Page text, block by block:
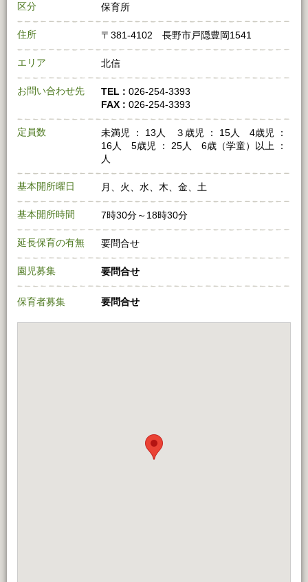
区分 保育所
住所 〒381-4102 長野市戸隠豊岡1541
エリア 北信
お問い合わせ先 TEL : 026-254-3393
FAX : 026-254-3393
定員数
未満児 ： 13人 ３歳児 ： 15人 4歳児 ：
16人 5歳児 ： 25人 6歳（学童）以上 ：
人
基本開所曜日 月、火、水、木、金、土
基本開所時間 7時30分～18時30分
延長保育の有無 要問合せ
園児募集 要問合せ
保育者募集 要問合せ